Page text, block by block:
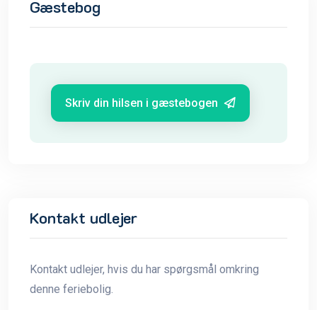
Gæstebog
Skriv din hilsen i gæstebogen
Kontakt udlejer
Kontakt udlejer, hvis du har spørgsmål omkring
denne feriebolig.